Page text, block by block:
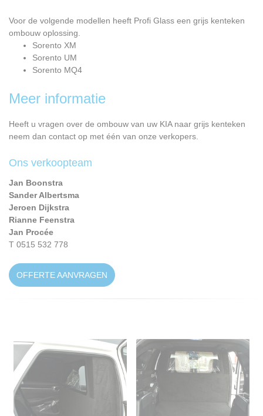
Voor de volgende modellen heeft Profi Glass een grijs kenteken
ombouw oplossing.
Sorento XM
Sorento UM
Sorento MQ4
Meer informatie
Heeft u vragen over de ombouw van uw KIA naar grijs kenteken
neem dan contact op met één van onze verkopers.
Ons verkoopteam
Jan Boonstra
Sander Albertsma
Jeroen Dijkstra
Rianne Feenstra
Jan Procée
T 0515 532 778
OFFERTE AANVRAGEN